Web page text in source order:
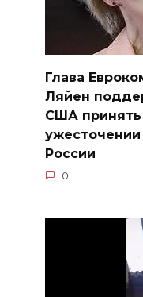
Глава
Ляйен
США принять
России
0